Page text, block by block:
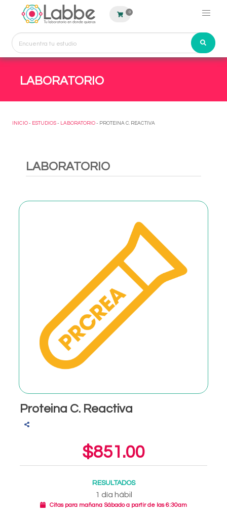
0
LABORATORIO
INICIO - ESTUDIOS - LABORATORIO - PROTEINA C. REACTIVA
LABORATORIO
Proteina C. Reactiva
$851.00
RESULTADOS
1 día hábil
Citas para mañana Sábado a partir de las 6:30am